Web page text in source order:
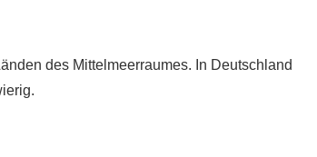
des Mittelmeerraumes. In Deutschland